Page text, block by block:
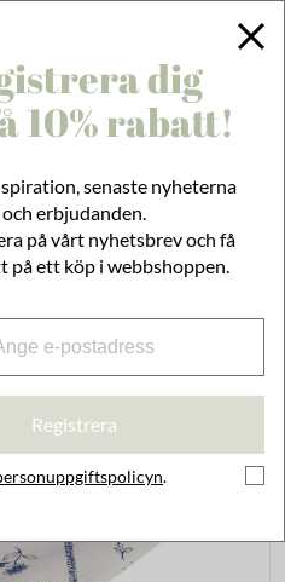
MED KLARNA CHECKOUT!
dig
10% rabatt!
senaste nyheterna
och erbjudanden.
på vårt nyhetsbrev och få
på ett köp i webbshoppen.
Registrera
.